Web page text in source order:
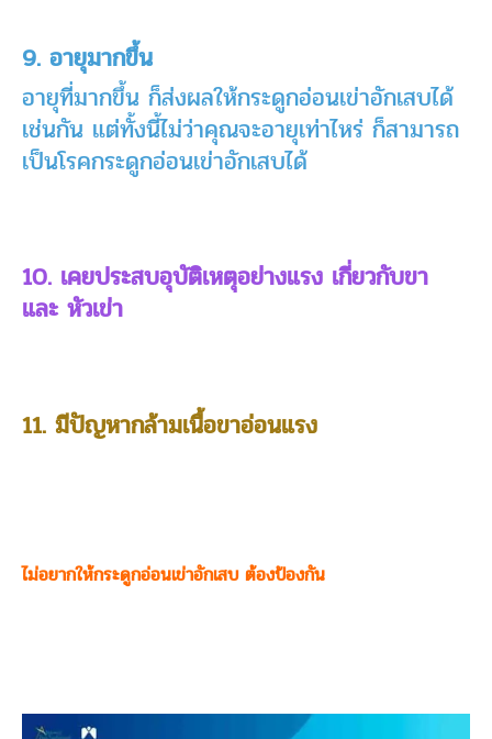
9. อายุมากขึ้น
อายุที่มากขึ้น ก็ส่งผลให้กระดูกอ่อนเข่าอักเสบได้
เช่นกัน แต่ทั้งนี้ไม่ว่าคุณจะอายุเท่าไหร่ ก็สามารถ
เป็นโรคกระดูกอ่อนเข่าอักเสบได้
10. เคยประสบอุบัติเหตุอย่างแรง เกี่ยวกับขา
และ หัวเข่า
11. มีปัญหากล้ามเนื้อขาอ่อนแรง
ไม่อยากให้กระดูกอ่อนเข่าอักเสบ ต้องป้องกัน